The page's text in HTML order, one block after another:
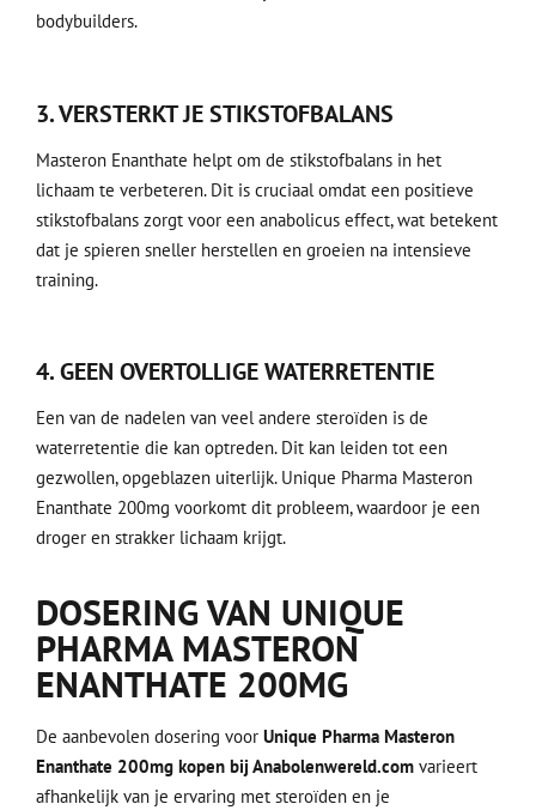
bodybuilders.
3. VERSTERKT JE STIKSTOFBALANS
Masteron Enanthate helpt om de stikstofbalans in het
lichaam te verbeteren. Dit is cruciaal omdat een positieve
stikstofbalans zorgt voor een anabolicus effect, wat betekent
dat je spieren sneller herstellen en groeien na intensieve
training.
4. GEEN OVERTOLLIGE WATERRETENTIE
Een van de nadelen van veel andere steroïden is de
waterretentie die kan optreden. Dit kan leiden tot een
gezwollen, opgeblazen uiterlijk. Unique Pharma Masteron
Enanthate 200mg voorkomt dit probleem, waardoor je een
droger en strakker lichaam krijgt.
DOSERING VAN UNIQUE
PHARMA MASTERON
ENANTHATE 200MG
De aanbevolen dosering voor Unique Pharma Masteron
Enanthate 200mg kopen bij Anabolenwereld.com varieert
afhankelijk van je ervaring met steroïden en je